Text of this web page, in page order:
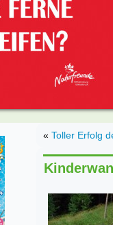
« Toller Erfolg